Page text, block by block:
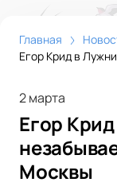
Главная
Егор Крид в
2 марта
Егор
Москвы